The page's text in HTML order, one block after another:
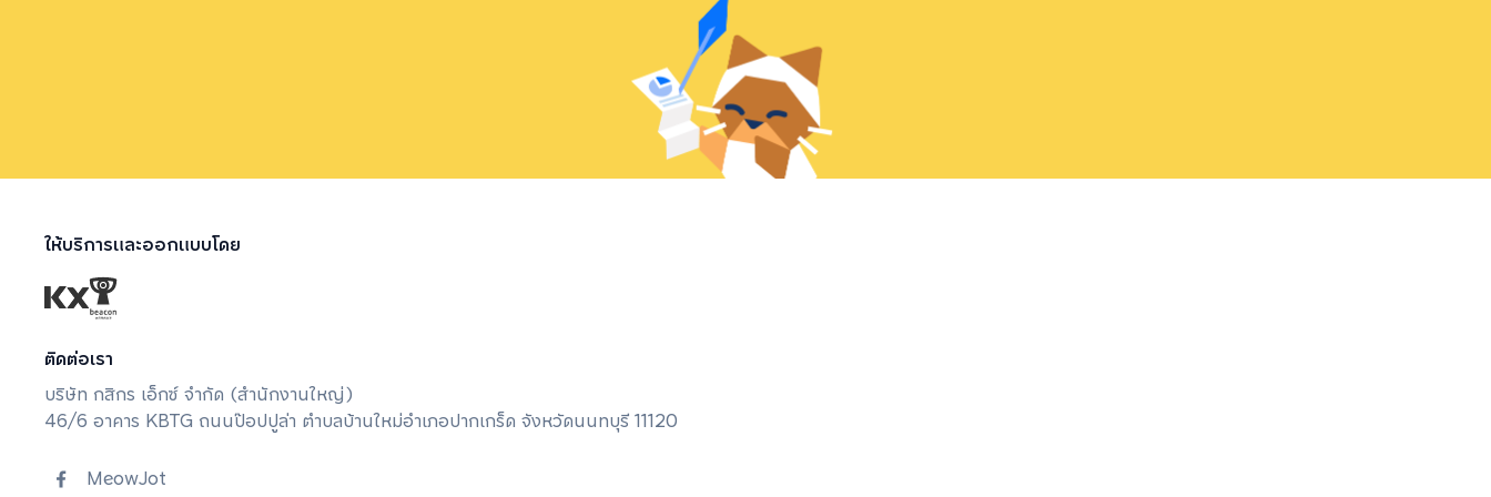
ให้บริการและออกแบบโดย
ติดต่อเรา
บริษัท กสิกร เอ็กซ์ จํากัด (สํานักงานใหญ่)
46/6 อาคาร KBTG ถนนป๊อปปูล่า ตำบลบ้านใหม่อำเภอปากเกร็ด จังหวัดนนทบุรี 11120
MeowJot